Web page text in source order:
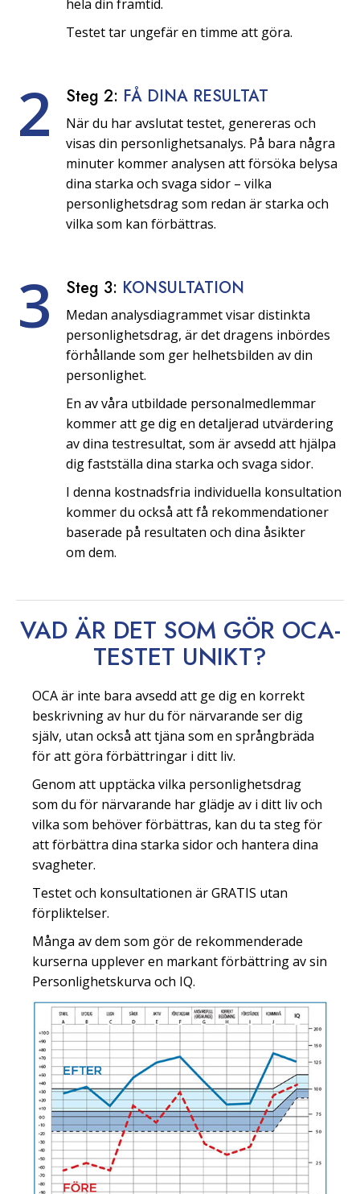
hela din framtid.
Testet tar ungefär en timme att göra.
2 Steg 2: FÅ DINA RESULTAT
När du har avslutat testet, genereras och
visas din personlighetsanalys. På bara några
minuter kommer analysen att försöka belysa
dina starka och svaga sidor – vilka
personlighetsdrag som redan är starka och
vilka som kan förbättras.
3 Steg 3: KONSULTATION
Medan analysdiagrammet visar distinkta
personlighetsdrag, är det dragens inbördes
förhållande som ger helhetsbilden av din
personlighet.
En av våra utbildade personalmedlemmar
kommer att ge dig en detaljerad utvärdering
av dina testresultat, som är avsedd att hjälpa
dig fastställa dina starka och svaga sidor.
I denna kostnadsfria individuella konsultation
kommer du också att få rekommendationer
baserade på resultaten och dina åsikter
om dem.
VAD ÄR DET SOM GÖR OCA-
TESTET UNIKT?
OCA är inte bara avsedd att ge dig en korrekt
beskrivning av hur du för närvarande ser dig
själv, utan också att tjäna som en språngbräda
för att göra förbättringar i ditt liv.
Genom att upptäcka vilka personlighetsdrag
som du för närvarande har glädje av i ditt liv och
vilka som behöver förbättras, kan du ta steg för
att förbättra dina starka sidor och hantera dina
svagheter.
Testet och konsultationen är GRATIS utan
förpliktelser.
Många av dem som gör de rekommenderade
kurserna upplever en markant förbättring av sin
Personlighetskurva och IQ.